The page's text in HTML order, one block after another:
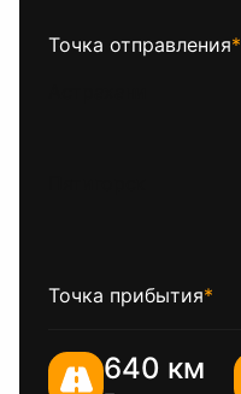
Точка отправления*
Точка прибытия*
640 км